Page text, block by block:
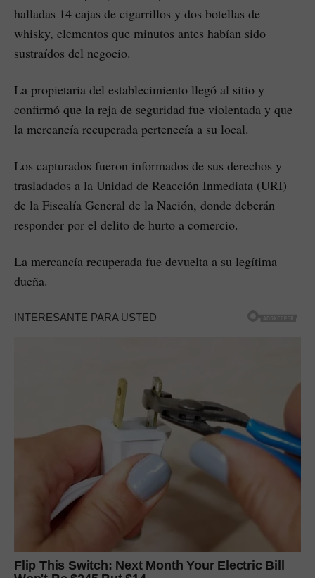
halladas 14 cajas de cigarrillos y dos botellas de
whisky, elementos que minutos antes habían sido
sustraídos del negocio.
La propietaria del establecimiento llegó al sitio y
confirmó que la reja de seguridad fue violentada y que
la mercancía recuperada pertenecía a su local.
Los capturados fueron informados de sus derechos y
trasladados a la Unidad de Reacción Inmediata (URI)
de la Fiscalía General de la Nación, donde deberán
responder por el delito de hurto a comercio.
La mercancía recuperada fue devuelta a su legítima
dueña.